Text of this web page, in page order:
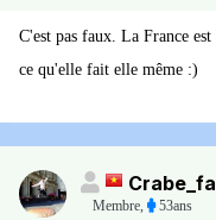
C'est pas faux. La France
ce qu'elle fait elle même :)
Membre, 53ans